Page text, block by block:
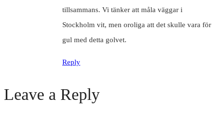
tillsammans. Vi tänker att måla väggar i
Stockholm vit, men oroliga att det skulle vara för
gul med detta golvet.
Reply
Leave a Reply